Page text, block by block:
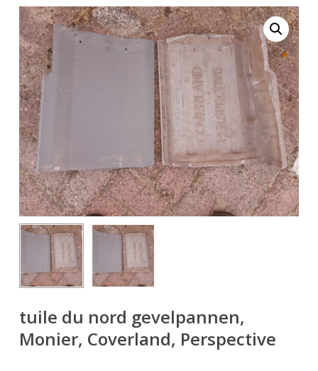
tuile du nord gevelpannen,
Monier, Coverland, Perspective